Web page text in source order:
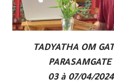
TADYATHA OM
03 à 07/04/